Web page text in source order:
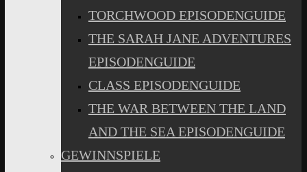
TORCHWOOD EPISODENGUIDE
THE SARAH JANE ADVENTURES
EPISODENGUIDE
CLASS EPISODENGUIDE
THE WAR BETWEEN THE LAND
AND THE SEA EPISODENGUIDE
GEWINNSPIELE